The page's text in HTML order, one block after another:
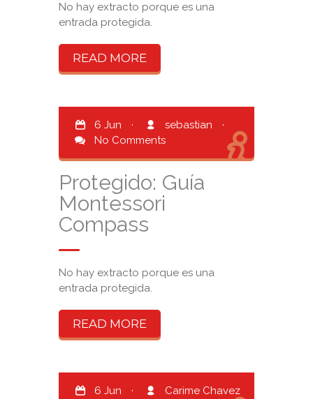
No hay extracto porque es una
entrada protegida.
READ MORE
6 Jun · sebastian
·
No Comments
Protegido: Guía
Montessori
Compass
No hay extracto porque es una
entrada protegida.
READ MORE
6 Jun ·
Carime Chavez